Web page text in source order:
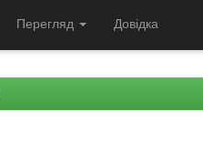
Перегляд Довідка